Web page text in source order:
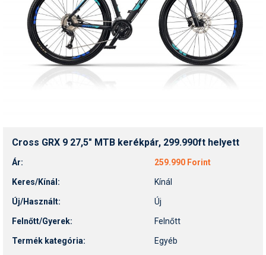
Cross GRX 9 27,5" MTB kerékpár, 299.990ft helyett
Ár: 259.990 Forint
Keres/Kínál: Kínál
Új/Használt: Új
Felnőtt/Gyerek: Felnőtt
Termék kategória: Egyéb